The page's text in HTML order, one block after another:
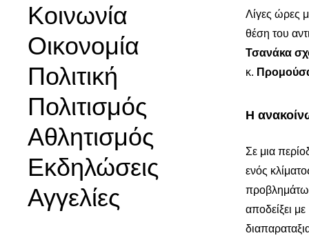
Κοινωνία
Οικονομία
Πολιτική
Πολιτισμός
Αθλητισμός
Εκδηλώσεις
Αγγελίες
Λίγες ώρες
θέση του
Τσανάκα
κ.
Η
Σε μια
ενός
αποδείξει